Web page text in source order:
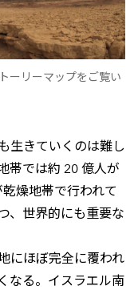
ーリーマップをご覧い
生きていくのは難し
帯では約 20 億人が
燥地帯で行われて
、世界的にも重要な
にほぼ完全に覆われ
なる。イスラエル南